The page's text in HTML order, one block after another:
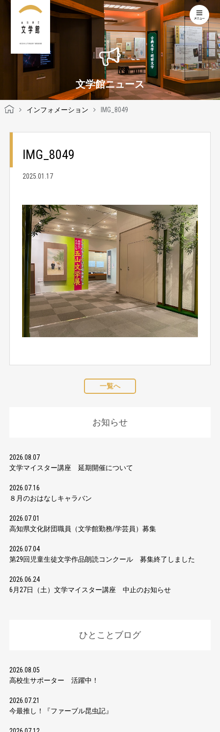
KOCHI LITERARY MUSEUM
文学館ニュース
インフォメーション IMG_8049
IMG_8049
2025.01.17
一覧へ
お知らせ
2026.08.07
文学マイスター講座 延期開催について
2026.07.16
８月のおはなしキャラバン
2026.07.01
高知県文化財団職員（文学館勤務/学芸員）募集
2026.07.04
第29回児童生徒文学作品朗読コンクール 募集終了しました
2026.06.24
6月27日（土）文学マイスター講座 中止のお知らせ
ひとことブログ
2026.08.05
高校生サポーター 活躍中！
2026.07.21
今最推し！『ファーブル昆虫記』